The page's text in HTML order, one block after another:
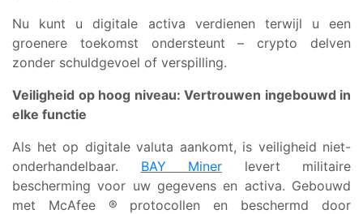
Nu kunt u digitale activa verdienen terwijl u een
groenere toekomst ondersteunt – crypto delven
zonder schuldgevoel of verspilling.
Veiligheid op hoog niveau: Vertrouwen ingebouwd in
elke functie
Als het op digitale valuta aankomt, is veiligheid niet-
onderhandelbaar.
BAY Miner levert militaire
bescherming voor uw gegevens en activa. Gebouwd
met McAfee ® protocollen en beschermd door